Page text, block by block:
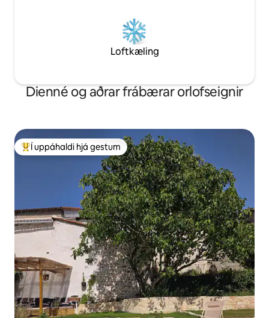
Loftkæling
Dienné og aðrar frábærar orlofseignir
Í mestu uppáhaldi hjá gestum
Í uppáhaldi hjá gestum